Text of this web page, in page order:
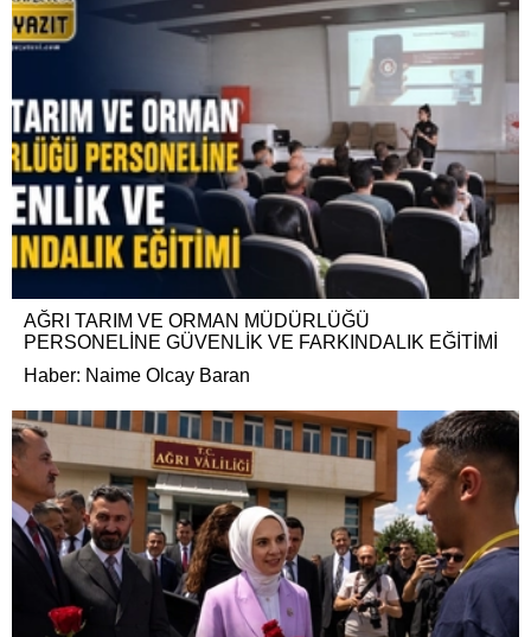
AĞRI TARIM VE ORMAN MÜDÜRLÜĞÜ
PERSONELİNE GÜVENLİK VE FARKINDALIK EĞİTİMİ
Haber: Naime Olcay Baran